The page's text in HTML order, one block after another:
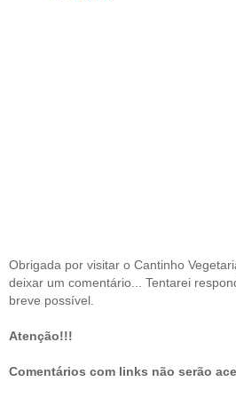
Obrigada por visitar o Cantinho
deixar um comentário... Tentarei
breve possível.
Atenção!!!
Comentários com links não serão